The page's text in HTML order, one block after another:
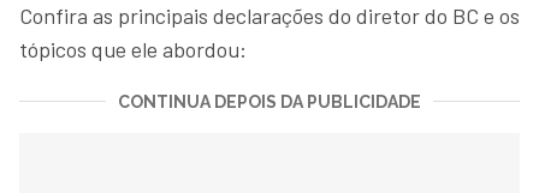
Confira as principais declarações do diretor do BC e os
tópicos que ele abordou:
CONTINUA DEPOIS DA PUBLICIDADE